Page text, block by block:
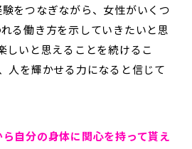
をつなぎながら、女性がいくつ
る働き方を示していきたいと思
しいと思えることを続けるこ
人を輝かせる力になると信じて
自分の身体に関心を持って貰え